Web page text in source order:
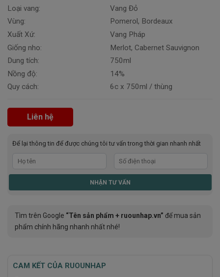
Loại vang:
Vùng:
Xuất Xứ:
Giống nho:
Dung tích:
Nồng độ:
Quy cách:
Vang Đỏ
Pomerol, Bordeaux
Vang Pháp
Merlot, Cabernet Sauvignon
750ml
14%
6c x 750ml / thùng
Liên hệ
Để lại thông tin để được chúng tôi tư vấn trong thời gian nhanh nhất
Tìm trên Google “Tên sản phẩm + ruounhap.vn” để mua sản
phẩm chính hãng nhanh nhất nhé!
CAM KẾT CỦA RUOUNHAP